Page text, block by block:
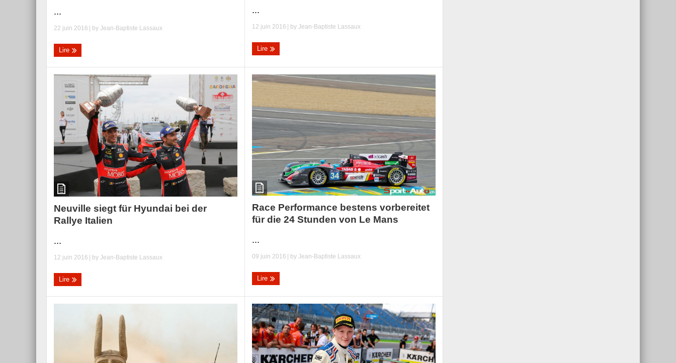
...
22 juin 2016 | by Jean-Baptiste Lassaux
Lire
...
12 juin 2016 | byJean-Baptiste Lassaux
Lire
Neuville siegt für Hyundai bei der
Rallye Italien
...
12 juin 2016 | by Jean-Baptiste Lassaux
Lire
Race Performance bestens vorbereitet
für die 24 Stunden von Le Mans
...
09 juin 2016 | byJean-Baptiste Lassaux
Lire